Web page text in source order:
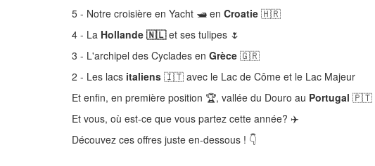
5 - Notre croisière en Yacht 🛥️ en Croatie 🇭🇷
4 - La Hollande 🇳🇱et ses tulipes 🌷
3 - L'archipel des Cyclades en Grèce 🇬🇷
2 - Les lacs italiens 🇮🇹 avec le Lac de Côme et le Lac Majeur
Et enfin, en première position 🏆, vallée du Douro au Portugal 🇵🇹
Et vous, où est-ce que vous partez cette année? ✈️
Découvez ces offres juste en-dessous ! 👇